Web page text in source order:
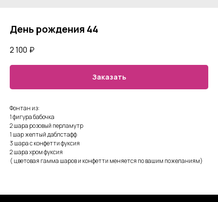
День рождения 44
2 100 ₽
Заказать
Фонтан из:
1 фигура бабочка
2 шара розовый перламутр
1 шар желтый даблстафф
3 шара с конфетти фуксия
2 шара хром фуксия
( цветовая гамма шаров и конфетти меняется по вашим пожеланиям)